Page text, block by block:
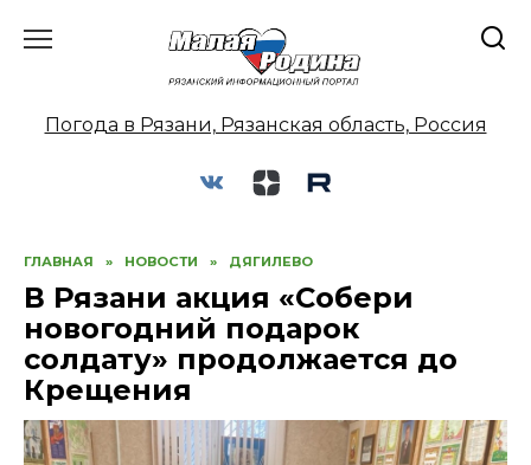
Погода в Рязани, Рязанская область, Россия
ГЛАВНАЯ » НОВОСТИ » ДЯГИЛЕВО
В Рязани акция «Собери
новогодний подарок
солдату» продолжается до
Крещения